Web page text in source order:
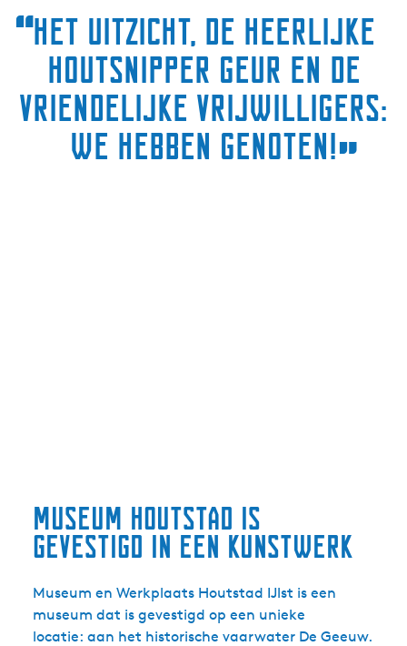
“Het uitzicht, de heerlijke
houtsnipper geur en de
vriendelijke vrijwilligers:
we hebben genoten!”
Museum Houtstad is
gevestigd in een kunstwerk
Museum en Werkplaats Houtstad IJlst is een
museum dat is gevestigd op een unieke
locatie: aan het historische vaarwater De Geeuw.